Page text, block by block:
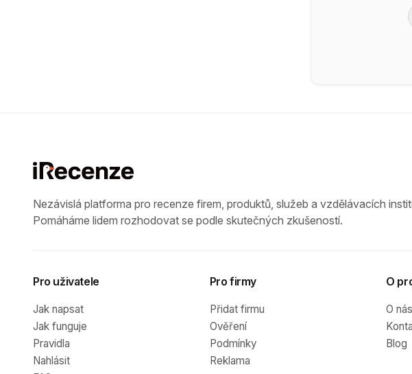
Nezávislá platforma pro recenze firem, produktů, služeb a vzdělávacích
Pomáháme lidem rozhodovat se podle skutečných zkušeností.
Pro uživatele
Jak napsat
Jak funguje
Pravidla
Nahlásit
Pro firmy
Přidat firmu
Ověření
Podmínky
Reklama
O
O nás
Blog